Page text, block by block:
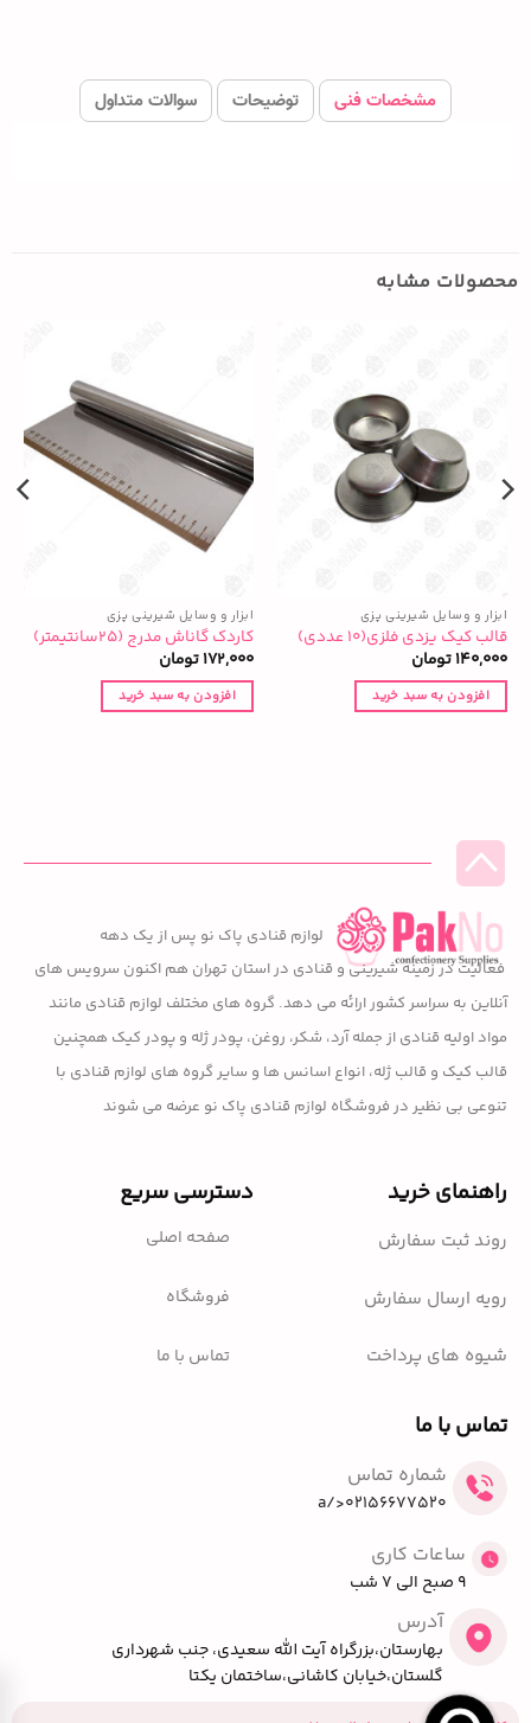
مشخصات فنی توضیحات سوالات متداول
محصولات مشابه
ابزار و وسایل شیرینی پزی
قالب کیک یزدی فلزی(۱۰ عددی)
140,000تومان
افزودن به سبد خرید
ابزار و وسایل شیرینی پزی
کاردک گاناش مدرج (۲۵سانتیمتر)
172,000تومان
افزودن به سبد خرید
لوازم قنادی پاک نو پس از یک دهه
فعالیت در زمینه شیرینی و قنادی در استان تهران هم اکنون سرویس های
آنلاین به سراسر کشور ارائه می دهد. گروه های مختلف لوازم قنادی مانند
مواد اولیه قنادی از جمله آرد، شکر، روغن، پودر ژله و پودر کیک همچنین
قالب کیک و قالب ژله، انواع اسانس ها و سایر گروه های لوازم قنادی با
تنوعی بی نظیر در فروشگاه لوازم قنادی پاک نو عرضه می شوند
راهنمای خرید
روند ثبت سفارش
رویه ارسال سفارش
شیوه های پرداخت
دسترسی سریع
صفحه اصلی
فروشگاه
تماس با ما
تماس با ما
شماره تماس
02156677520</a
ساعات کاری
9 صبح الی 7 شب
آدرس
بهارستان،بزرگراه آیت الله سعیدی، جنب شهرداری
گلستان،خیابان کاشانی،ساختمان یکتا